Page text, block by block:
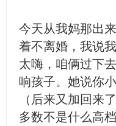
今天从我妈那出
着不离婚，我说
太嗨，咱俩过下
响孩子。她说你
（后来又加回来
多数不是什么高